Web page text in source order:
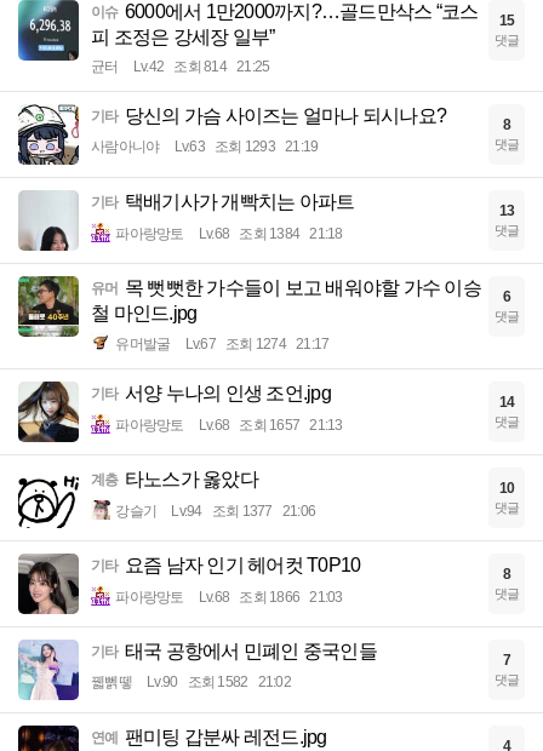
이슈 6000에서 1만2000까지?…골드만삭스 “코스
피 조정은 강세장 일부”
균터 Lv.42 조회 814 21:25
15
댓글
기타 당신의 가슴 사이즈는 얼마나 되시나요?
사람아니야 Lv.63 조회 1293 21:19
8
댓글
기타 택배기사가 개빡치는 아파트
파아랑망토 Lv.68 조회 1384 21:18
13
댓글
유머 목 뻣뻣한 가수들이 보고 배워야할 가수 이승
철 마인드.jpg
유머발굴 Lv.67 조회 1274 21:17
6
댓글
기타 서양 누나의 인생 조언.jpg
파아랑망토 Lv.68 조회 1657 21:13
14
댓글
계층 타노스가 옳았다
강슬기 Lv.94 조회 1377 21:06
10
댓글
기타 요즘 남자 인기 헤어컷 T0P10
파아랑망토 Lv.68 조회 1866 21:03
8
댓글
기타 태국 공항에서 민폐인 중국인들
꿻뻵뗗 Lv.90 조회 1582 21:02
7
댓글
연예 팬미팅 갑분싸 레전드.jpg 4